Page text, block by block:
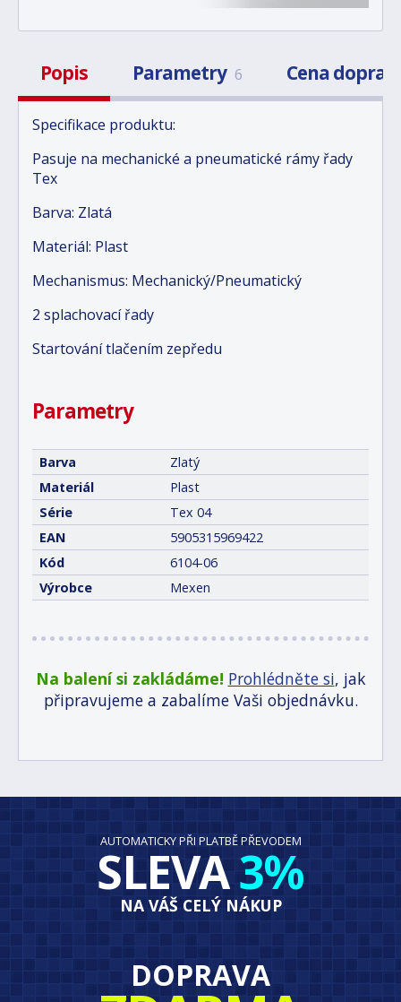
Popis Parametry 6 Cena
Specifikace produktu:
Pasuje na mechanické a pneumatické rámy řady
Tex
Barva: Zlatá
Materiál: Plast
Mechanismus: Mechanický/Pneumatický
2 splachovací řady
Startování tlačením zepředu
Parametry
Barva
Zlatý
Materiál
Plast
Série
Tex 04
EAN
5905315969422
Kód
6104-06
Výrobce
Mexen
Na balení si zakládáme! Prohlédněte si, jak
připravujeme a zabalíme Vaši objednávku.
AUTOMATICKY PŘI PLATBĚ PŘEVODEM
SLEVA3%
NA VÁŠ CELÝ NÁKUP
DOPRAVA